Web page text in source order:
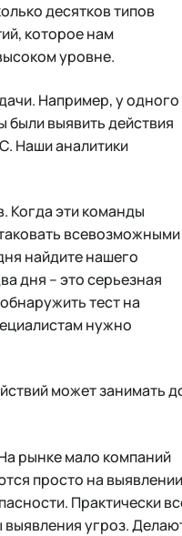
десятков типов
которое нам
уровне.
Например, у одного
были выявить действия
Наши аналитики
Когда эти команды
всевозможными
найдите нашего
дня – это серьезная
тест на
нужно
может занимать
рынке мало компаний
просто на выявлении
Практически
выявления угроз.